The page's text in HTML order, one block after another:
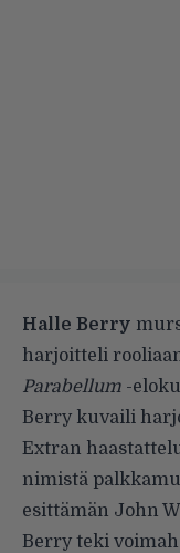
Halle Berry
harjoitteli
Parabellum -
Berry kuvaili
Extran
nimistä
esittämän John
Berry teki